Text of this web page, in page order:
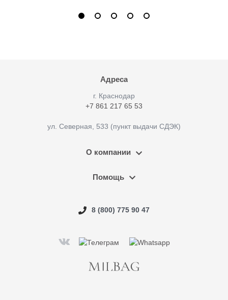
Адреса
г. Краснодар
+7 861 217 65 53
ул. Северная, 533 (пункт выдачи СДЭК)
О компании
Помощь
8 (800) 775 90 47